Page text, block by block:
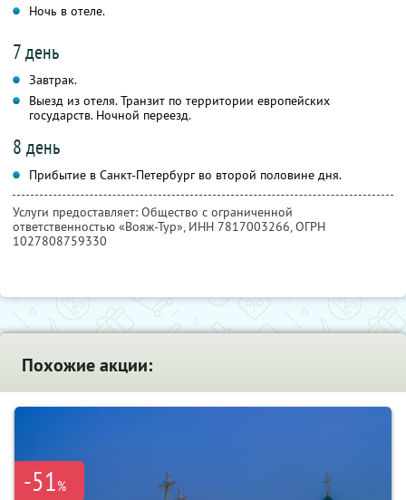
Ночь в отеле.
7 день
Завтрак.
Выезд из отеля. Транзит по территории европейских
государств. Ночной переезд.
8 день
Прибытие в Санкт-Петербург во второй половине дня.
Услуги предоставляет: Общество с ограниченной
ответственностью «Вояж-Тур», ИНН 7817003266, ОГРН
1027808759330
Похожие акции:
-51%